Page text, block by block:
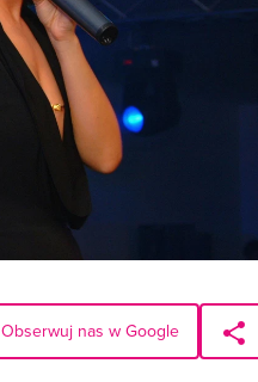
Obserwuj nas w Google